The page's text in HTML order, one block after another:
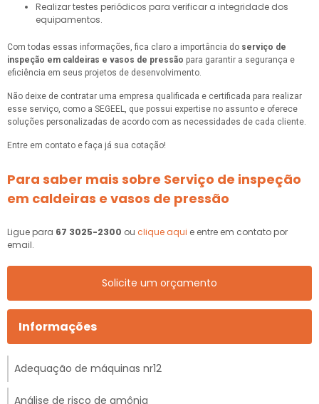
Realizar testes periódicos para verificar a integridade dos
equipamentos.
Com todas essas informações, fica claro a importância do serviço de
inspeção em caldeiras e vasos de pressão para garantir a segurança e
eficiência em seus projetos de desenvolvimento.
Não deixe de contratar uma empresa qualificada e certificada para realizar
esse serviço, como a SEGEEL, que possui expertise no assunto e oferece
soluções personalizadas de acordo com as necessidades de cada cliente.
Entre em contato e faça já sua cotação!
Para saber mais sobre Serviço de inspeção
em caldeiras e vasos de pressão
Ligue para 67 3025-2300 ou clique aqui e entre em contato por
email.
Solicite um orçamento
Informações
Adequação de máquinas nr12
Análise de risco de amônia